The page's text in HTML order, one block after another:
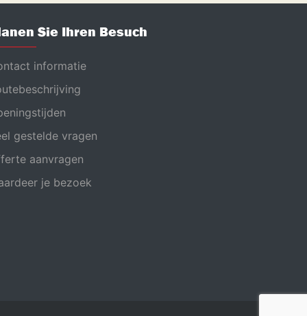
Sie Ihren Besuch
informatie
gestelde vragen
aanvragen
je bezoek